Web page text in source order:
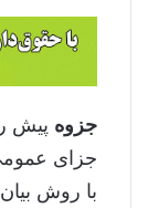
جزوه پیش
جزای
با روش